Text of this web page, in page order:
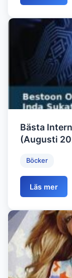
Bästa
(Augusti
Böcker
Läs mer